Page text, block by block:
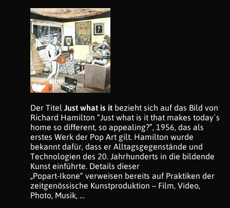
Der Titel Just what is it bezieht sich auf das Bild von
Richard Hamilton “Just what is it that makes today´s
home so different, so appealing?”, 1956, das als
erstes Werk der Pop Art gilt. Hamilton wurde
bekannt dafür, dass er Alltagsgegenstände und
Technologien des 20. Jahrhunderts in die bildende
Kunst einführte. Details dieser
„Popart-Ikone“ verweisen bereits auf Praktiken der
zeitgenössische Kunstproduktion – Film, Video,
Photo, Musik, …